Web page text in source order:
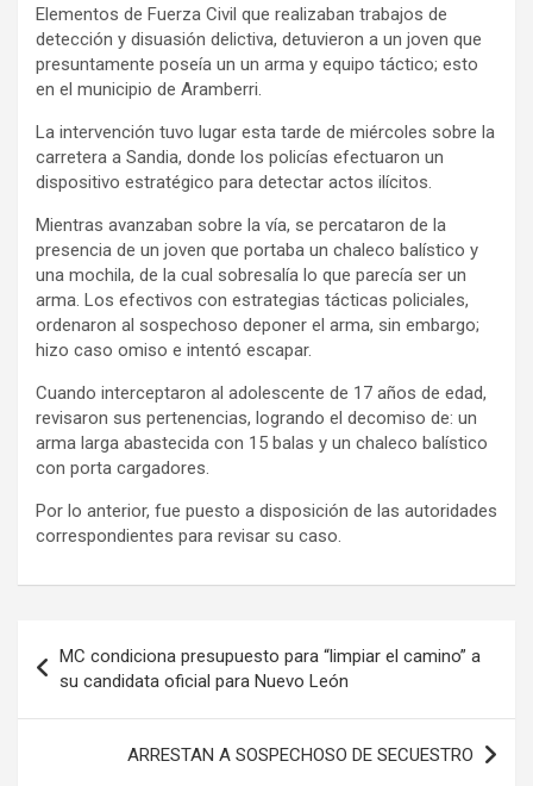
Elementos de Fuerza Civil que realizaban trabajos de
detección y disuasión delictiva, detuvieron a un joven que
presuntamente poseía un un arma y equipo táctico; esto
en el municipio de Aramberri.
La intervención tuvo lugar esta tarde de miércoles sobre la
carretera a Sandia, donde los policías efectuaron un
dispositivo estratégico para detectar actos ilícitos.
Mientras avanzaban sobre la vía, se percataron de la
presencia de un joven que portaba un chaleco balístico y
una mochila, de la cual sobresalía lo que parecía ser un
arma. Los efectivos con estrategias tácticas policiales,
ordenaron al sospechoso deponer el arma, sin embargo;
hizo caso omiso e intentó escapar.
Cuando interceptaron al adolescente de 17 años de edad,
revisaron sus pertenencias, logrando el decomiso de: un
arma larga abastecida con 15 balas y un chaleco balístico
con porta cargadores.
Por lo anterior, fue puesto a disposición de las autoridades
correspondientes para revisar su caso.
de
entradas
MC condiciona presupuesto para “limpiar el camino” a
su candidata oficial para Nuevo León
ARRESTAN A SOSPECHOSO DE SECUESTRO